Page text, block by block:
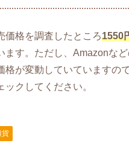
価格を調査したところ1550
ます。ただし、Amazonな
格が変動していていますの
クしてください。
貨